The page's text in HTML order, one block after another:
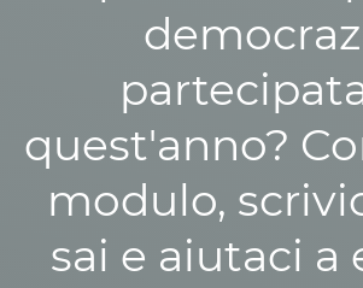
quest'anno?
modulo,
sai e aiutaci a